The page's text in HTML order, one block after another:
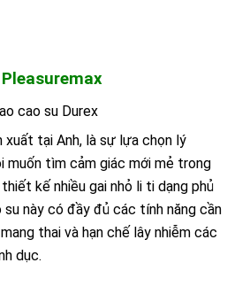
cao su Durex
xuất tại Anh, là sự lựa chọn lý
muốn tìm cảm giác mới mẻ trong
kế nhiều gai nhỏ li ti dạng phủ
này có đầy đủ các tính năng cần
thai và hạn chế lây nhiễm các
dục.